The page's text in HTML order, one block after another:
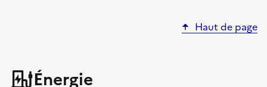
Haut de page
Énergie